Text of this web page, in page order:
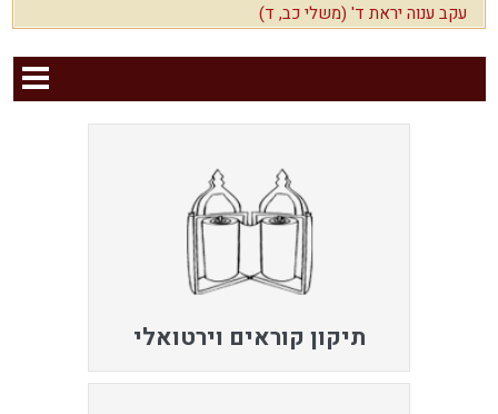
עקב ענוה יראת ד' (משלי כב, ד)
תיקון קוראים וירטואלי